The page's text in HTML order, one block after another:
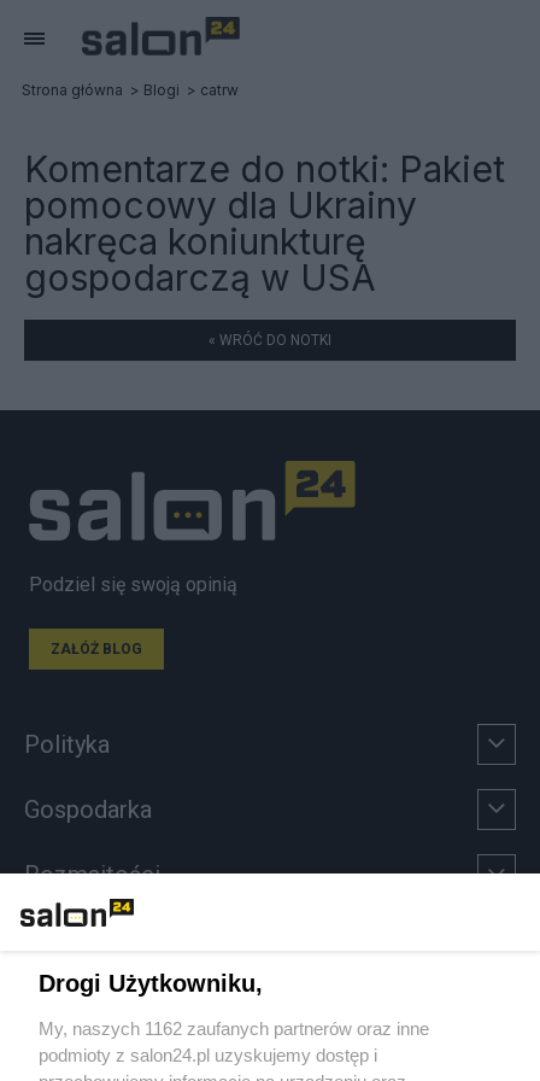
Strona główna Blogi catrw
Komentarze do notki: Pakiet
pomocowy dla Ukrainy
nakręca koniunkturę
gospodarczą w USA
« WRÓĆ DO NOTKI
Podziel się swoją opinią
ZAŁÓŻ BLOG
Polityka
Gospodarka
Rozmaitości
Sport
Społeczeństwo
Drogi Użytkowniku,
My, naszych 1162 zaufanych partnerów oraz inne
podmioty z salon24.pl uzyskujemy dostęp i